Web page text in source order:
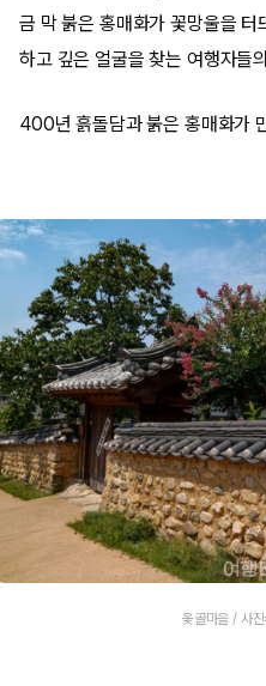
금 막 붉은 홍매화가 꽃망울을
하고 깊은 얼굴을 찾는 여행자들
400년 흙돌담과 붉은 홍매화가
옻골마을 / 사